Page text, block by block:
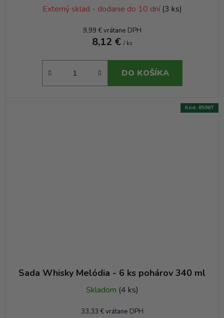
Externý sklad - dodanie do 10 dní (3 ks)
9,99 € vrátane DPH
8,12 € / ks
DO KOŠÍKA
Sada Whisky Melódia - 6 ks pohárov 340 ml
Skladom (4 ks)
33,33 € vrátane DPH
Kód: 8598T